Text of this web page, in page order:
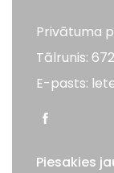
Privātuma
Tālrunis:
E-pasts:
Piesakies